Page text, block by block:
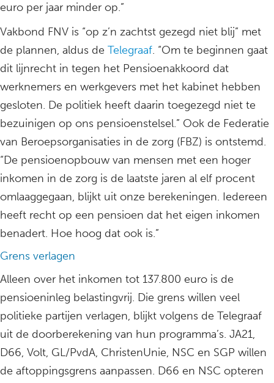
euro per jaar minder op.”
Vakbond FNV is “op z’n zachtst gezegd niet blij” met
de plannen, aldus de Telegraaf. “Om te beginnen gaat
dit lijnrecht in tegen het Pensioenakkoord dat
werknemers en werkgevers met het kabinet hebben
gesloten. De politiek heeft daarin toegezegd niet te
bezuinigen op ons pensioenstelsel.” Ook de Federatie
van Beroepsorganisaties in de zorg (FBZ) is ontstemd.
“De pensioenopbouw van mensen met een hoger
inkomen in de zorg is de laatste jaren al elf procent
omlaaggegaan, blijkt uit onze berekeningen. Iedereen
heeft recht op een pensioen dat het eigen inkomen
benadert. Hoe hoog dat ook is.”
Grens verlagen
Alleen over het inkomen tot 137.800 euro is de
pensioeninleg belastingvrij. Die grens willen veel
politieke partijen verlagen, blijkt volgens de Telegraaf
uit de doorberekening van hun programma’s. JA21,
D66, Volt, GL/PvdA, ChristenUnie, NSC en SGP willen
de aftoppingsgrens aanpassen. D66 en NSC opteren